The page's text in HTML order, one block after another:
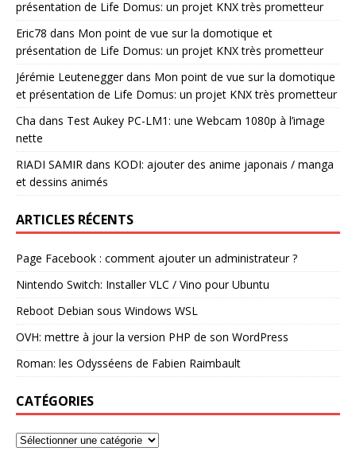
présentation de Life Domus: un projet KNX très prometteur
Eric78 dans Mon point de vue sur la domotique et
présentation de Life Domus: un projet KNX très prometteur
Jérémie Leuteneggerdans Mon point de vue sur la domotique
et présentation de Life Domus: un projet KNX très prometteur
Cha dans Test Aukey PC-LM1: une Webcam 1080p à l’image
nette
RIADI SAMIR dans KODI: ajouter des anime japonais / manga
et dessins animés
ARTICLES RÉCENTS
Page Facebook : comment ajouter un administrateur ?
Nintendo Switch: Installer VLC / Vino pour Ubuntu
Reboot Debian sous Windows WSL
OVH: mettre à jour la version PHP de son WordPress
Roman: les Odysséens de Fabien Raimbault
CATÉGORIES